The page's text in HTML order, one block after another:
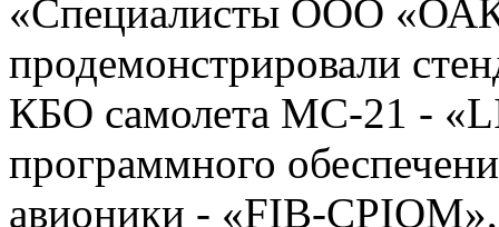
«Специалисты ООО «ОАК
продемонстрировали
КБО самолета МС-21 -
программного
авионики - «FIB-